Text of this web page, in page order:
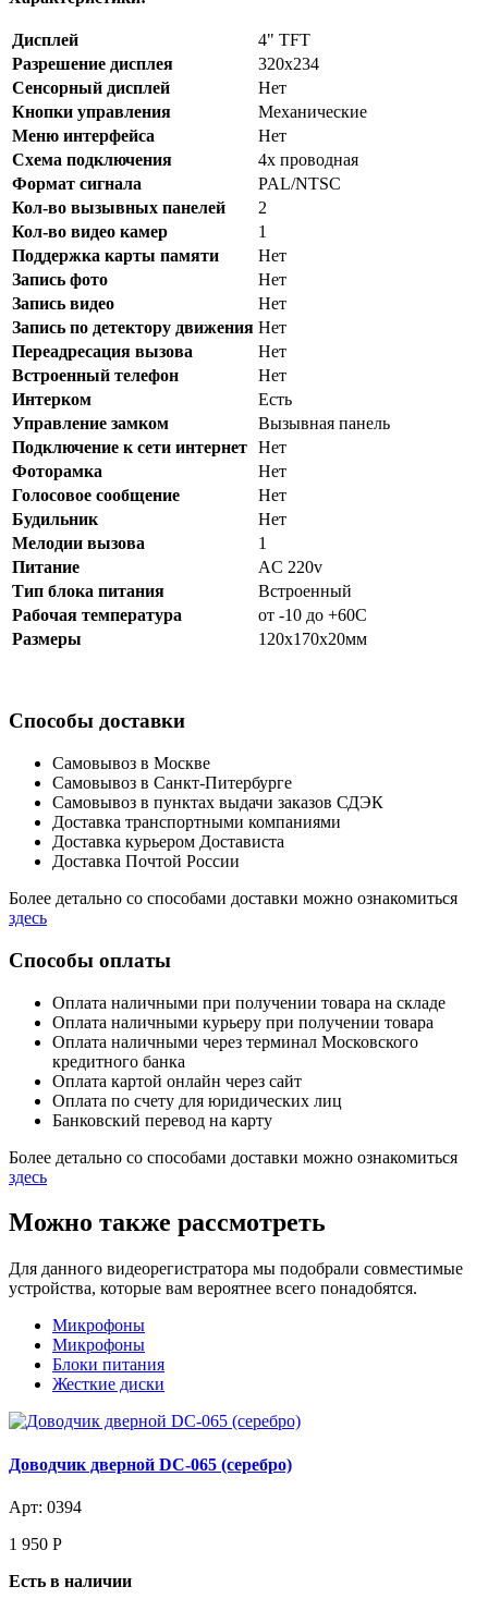
Дисплей
4" TFT
Разрешение дисплея
320x234
Сенсорный дисплей
Нет
Кнопки управления
Механические
Меню интерфейса
Нет
Схема подключения
4х проводная
Формат сигнала
PAL/NTSC
Кол-во вызывных панелей
2
Кол-во видео камер
1
Поддержка карты памяти
Нет
Запись фото
Нет
Запись видео
Нет
Запись по детектору движения Нет
Переадресация вызова
Нет
Встроенный телефон
Нет
Интерком
Есть
Управление замком
Вызывная панель
Подключение к сети интернет Нет
Фоторамка
Нет
Голосовое сообщение
Нет
Будильник
Нет
Мелодии вызова
1
Питание
AC 220v
Тип блока питания
Встроенный
Рабочая температура
от -10 до +60С
Размеры
120x170x20мм
Способы доставки
Самовывоз в Москве
Самовывоз в Санкт-Питербурге
Самовывоз в пунктах выдачи заказов СДЭК
Доставка транспортными компаниями
Доставка курьером Достависта
Доставка Почтой России
Более детально со способами доставки можно ознакомиться
здесь
Способы оплаты
Оплата наличными при получении товара на складе
Оплата наличными курьеру при получении товара
Оплата наличными через терминал Московского
кредитного банка
Оплата картой онлайн через сайт
Оплата по счету для юридических лиц
Банковский перевод на карту
Более детально со способами доставки можно ознакомиться
здесь
Можно также рассмотреть
Для данного видеорегистратора мы подобрали совместимые
устройства, которые вам вероятнее всего понадобятся.
Микрофоны
Микрофоны
Блоки питания
Жесткие диски
Доводчик дверной DC-065 (серебро)
Арт: 0394
1 950 Р
Есть в наличии